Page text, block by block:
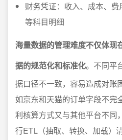
财务凭证：收入、成本、
等科目明细
海量数据的管理难度不仅体现
据的规范化和标准化。不同平
据口径不一致，容易造成对账
如京东和天猫的订单字段不完
利核算方式又与其他平台不同
行ETL（抽取、转换、加载）